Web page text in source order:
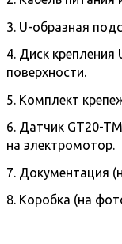
3. U-образная
4. Диск крепления
поверхности.
5. Комплект
6. Датчик GT20-
на электромотор.
7. Документация
8. Коробка (на